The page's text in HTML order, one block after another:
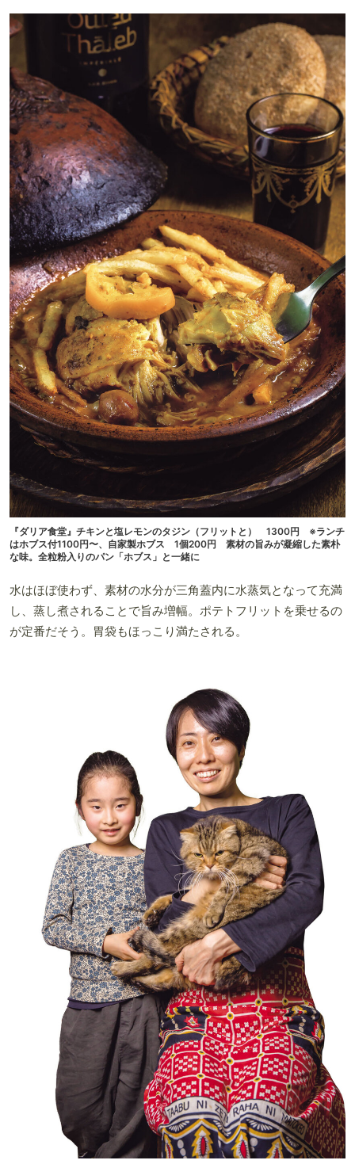
『ダリア食堂』チキンと塩レモンのタジン（フリットと） 1300円 ※ランチ
はホブス付1100円〜、自家製ホブス 1個200円 素材の旨みが凝縮した素朴
な味。全粒粉入りのパン「ホブス」と一緒に
水はほぼ使わず、素材の水分が三角蓋内に水蒸気となって充満
し、蒸し煮されることで旨み増幅。ポテトフリットを乗せるの
が定番だそう。胃袋もほっこり満たされる。